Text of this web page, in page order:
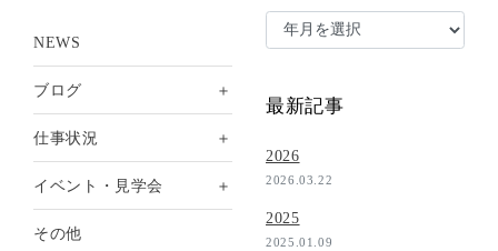
NEWS
ブログ ＋
仕事状況 ＋
イベント・見学会 ＋
その他
最新記事
2026
2026.03.22
2025
2025.01.09